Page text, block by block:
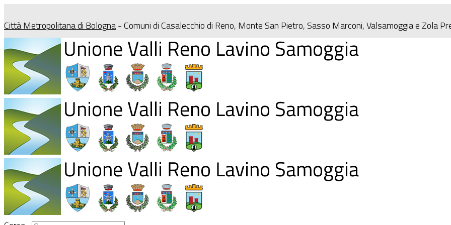
Città Metropolitana di Bologna- Comuni di Casalecchio di Reno, Monte San Pietro, Sasso Marconi, Valsamoggia e Zola